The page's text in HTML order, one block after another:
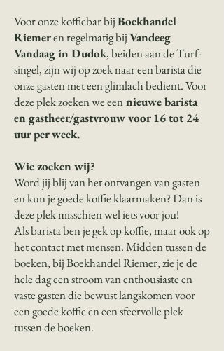
Voor onze koffiebar bijBoekhandel
Riemeren regelmatig bijVandeeg
Vandaag in Dudok, beiden aan de Turf­
singel, zijn wij op zoek naar een barista die
onze gasten met een glimlach bedient. Voor
deze plek zoeken we eennieuwe barista
en gastheer/gastvrouw voor 16 tot 24
uur per week.
Wie zoeken wij?
Word jij blij van het ontvangen van gasten
en kun je goede koffie klaarmaken? Dan is
deze plek misschien wel iets voor jou!
Als barista ben je gek op koffie, maar ook op
het contact met mensen. Midden tussen de
boeken, bij Boekhandel Riemer, zie je de
hele dag een stroom van enthousiaste en
vaste gasten die bewust langskomen voor
een goede koffie en een sfeervolle plek
tussen de boeken.